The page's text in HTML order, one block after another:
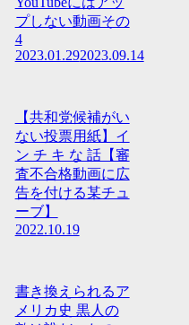
プしない動画その
4
2023.01.292023.09.14
【共和党候補がい
ない投票用紙】イ
ン チ キ な 話【審
査不合格動画に広
告を付ける某チュ
ーブ】
2022.10.19
書き換えられるア
メリカ史 黒人の